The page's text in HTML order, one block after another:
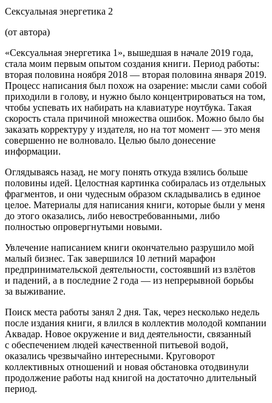
Сексуальная энергетика 2
(от автора)
«Сексуальная энергетика 1», вышедшая в начале 2019 года,
стала моим первым опытом создания книги. Период работы:
вторая половина ноября 2018 — вторая половина января 2019.
Процесс написания был похож на озарение: мысли сами собой
приходили в голову, и нужно было концентрироваться на том,
чтобы успевать их набирать на клавиатуре ноутбука. Такая
скорость стала причиной множества ошибок. Можно было бы
заказать корректуру у издателя, но на тот момент — это меня
совершенно не волновало. Целью было донесение
информации.
Оглядываясь назад, не могу понять откуда взялись больше
половины идей. Целостная картинка собиралась из отдельных
фрагментов, и они чудесным образом складывались в единое
целое. Материалы для написания книги, которые были у меня
до этого оказались, либо невостребованными, либо
полностью опровергнутыми новыми.
Увлечение написанием книги окончательно разрушило мой
малый бизнес. Так завершился 10 летний марафон
предпринимательской деятельности, состоявший из взлётов
и падений, а в последние 2 года — из непрерывной борьбы
за выживание.
Поиск места работы занял 2 дня. Так, через несколько недель
после издания книги, я влился в коллектив молодой компании
Аквадар. Новое окружение и вид деятельности, связанный
с обеспечением людей качественной питьевой водой,
оказались чрезвычайно интересными. Круговорот
коллективных отношений и новая обстановка отодвинули
продолжение работы над книгой на достаточно длительный
период.